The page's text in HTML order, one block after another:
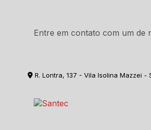
Entre em contato com um de
R. Lontra, 137 - Vila Isolina Mazzei -